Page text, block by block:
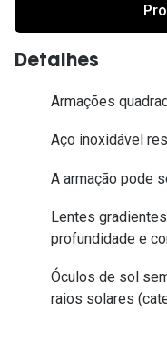
Detalhes
Armações
Aço inoxidável
A armação pode
Lentes
profundidade e
Óculos de sol
raios solares